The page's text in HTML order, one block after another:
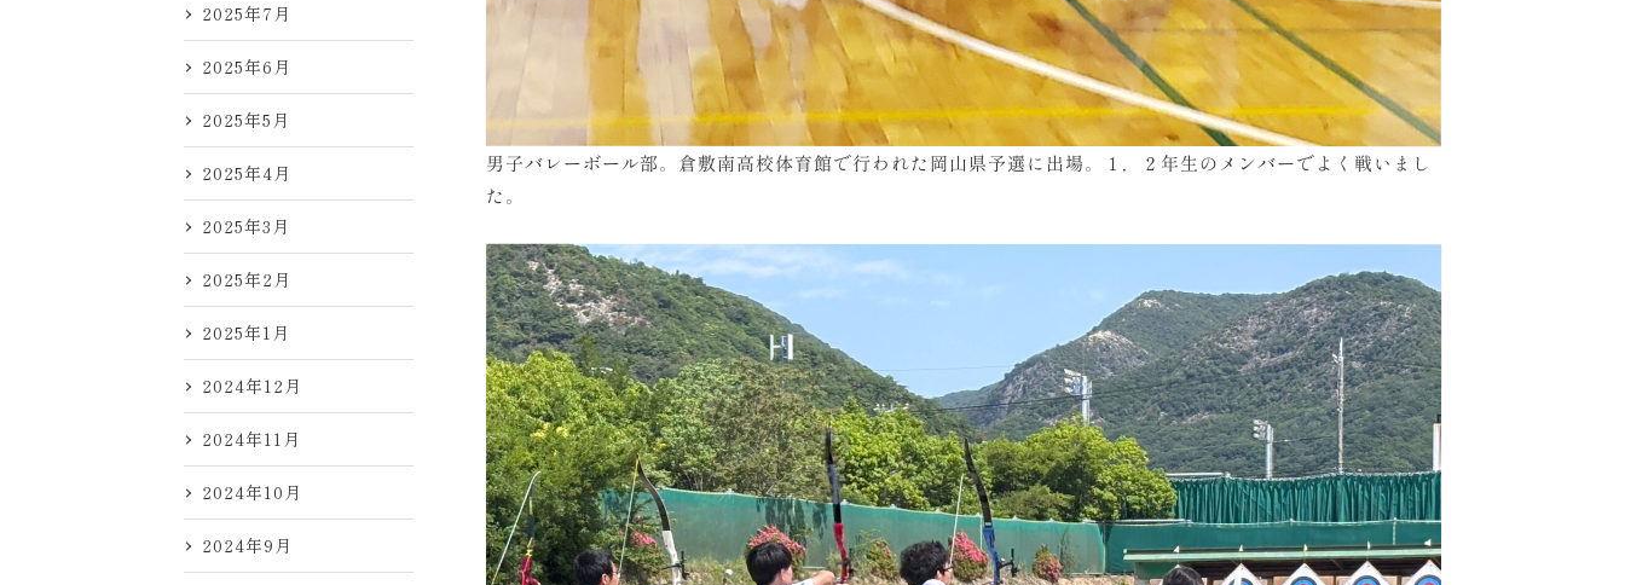
2025年7月
2025年6月
2025年5月
2025年4月
2025年3月
2025年2月
2025年1月
2024年12月
2024年11月
2024年10月
2024年9月
男子バレーボール部。倉敷南高校体育館で行われた岡山県予選に出場。１，２年生のメンバーでよく戦いまし
た。